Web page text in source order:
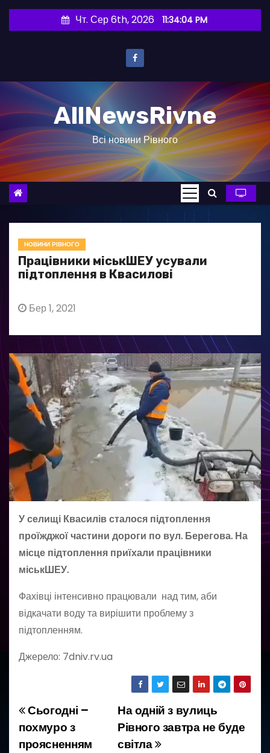
и
о
в
Чт. Сер 6th, 2026 11:34:05 PM
AllNewsRivne
Всі новини Рівного
НОВИНИ РІВНОГО
Працівники міськШЕУ усували
підтоплення в Квасилові
Бер 1, 2021
У селищі Квасилів сталося підтоплення
проїжджої частини дороги по вул. Берегова. На
місце підтоплення приїхали працівники
міськШЕУ.
Фахівці інтенсивно працювали над тим, аби
відкачати воду та вирішити проблему з
підтопленням.
Джерело: 7dniv.rv.ua
Н
а
На одній з вулиць
Рівного завтра не буде
світла
Сьогодні –
похмуро з
проясненням